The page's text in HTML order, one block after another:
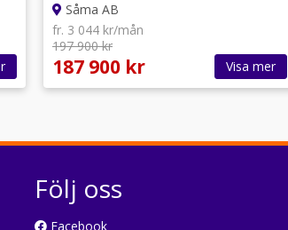
Såma AB
fr. 3 044 kr/mån
197 900 kr
187 900 kr Visa mer
Följ oss
Facebook